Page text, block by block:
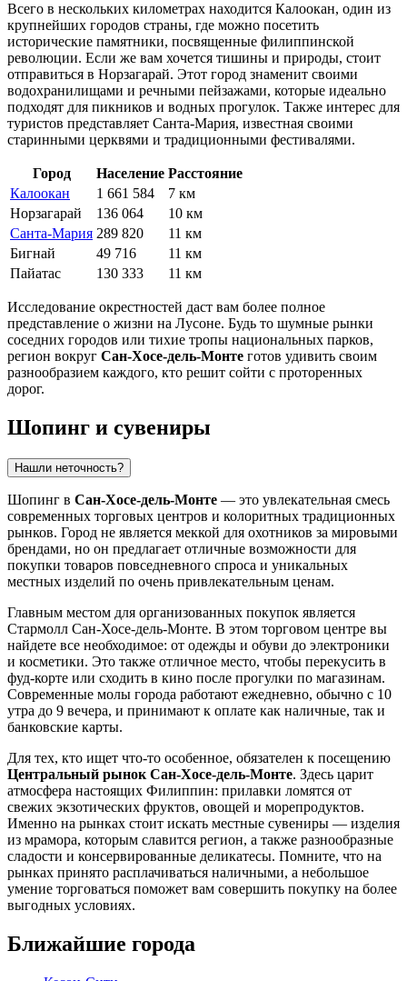
Всего в нескольких километрах находится Калоокан, один из
крупнейших городов страны, где можно посетить
исторические памятники, посвященные филиппинской
революции. Если же вам хочется тишины и природы, стоит
отправиться в Норзагарай. Этот город знаменит своими
водохранилищами и речными пейзажами, которые идеально
подходят для пикников и водных прогулок. Также интерес для
туристов представляет Санта-Мария, известная своими
старинными церквями и традиционными фестивалями.
Город Население Расстояние
Калоокан
1 661 584
7 км
Норзагарай
136 064
10 км
Санта-Мария 289 820
11 км
Бигнай
49 716
11 км
Пайатас
130 333 11 км
Исследование окрестностей даст вам более полное
представление о жизни на Лусоне. Будь то шумные рынки
соседних городов или тихие тропы национальных парков,
регион вокруг Сан-Хосе-дель-Монте готов удивить своим
разнообразием каждого, кто решит сойти с проторенных
дорог.
Шопинг и сувениры
Нашли неточность?
Шопинг в Сан-Хосе-дель-Монте — это увлекательная смесь
современных торговых центров и колоритных традиционных
рынков. Город не является меккой для охотников за мировыми
брендами, но он предлагает отличные возможности для
покупки товаров повседневного спроса и уникальных
местных изделий по очень привлекательным ценам.
Главным местом для организованных покупок является
Стармолл Сан-Хосе-дель-Монте. В этом торговом центре вы
найдете все необходимое: от одежды и обуви до электроники
и косметики. Это также отличное место, чтобы перекусить в
фуд-корте или сходить в кино после прогулки по магазинам.
Современные молы города работают ежедневно, обычно с 10
утра до 9 вечера, и принимают к оплате как наличные, так и
банковские карты.
Для тех, кто ищет что-то особенное, обязателен к посещению
Центральный рынок Сан-Хосе-дель-Монте. Здесь царит
атмосфера настоящих Филиппин: прилавки ломятся от
свежих экзотических фруктов, овощей и морепродуктов.
Именно на рынках стоит искать местные сувениры — изделия
из мрамора, которым славится регион, а также разнообразные
сладости и консервированные деликатесы. Помните, что на
рынках принято расплачиваться наличными, а небольшое
умение торговаться поможет вам совершить покупку на более
выгодных условиях.
Ближайшие города